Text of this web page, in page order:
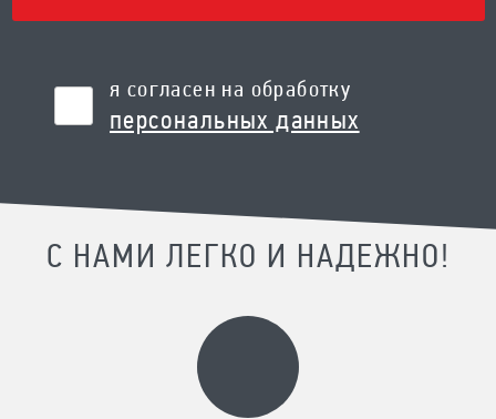
я согласен на обработку
персональных данных
С НАМИ ЛЕГКО И НАДЕЖНО!